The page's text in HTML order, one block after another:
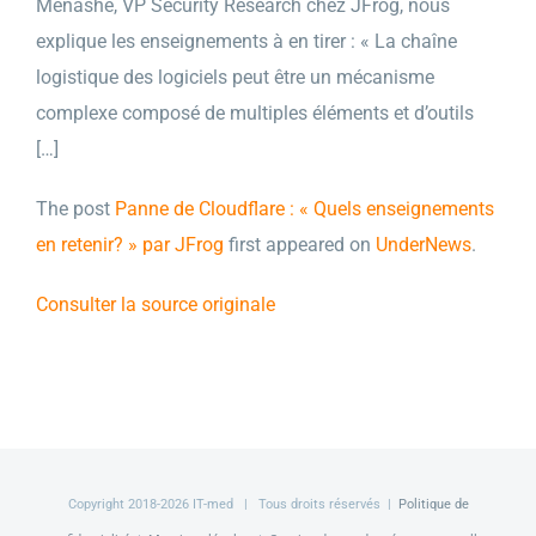
Menashe, VP Security Research chez JFrog, nous
explique les enseignements à en tirer : « La chaîne
logistique des logiciels peut être un mécanisme
complexe composé de multiples éléments et d’outils
[…]
The post Panne de Cloudflare : « Quels enseignements
en retenir? » par JFrog first appeared on UnderNews.
Consulter la source originale
Copyright 2018-2026 IT-med | Tous droits réservés | Politique de